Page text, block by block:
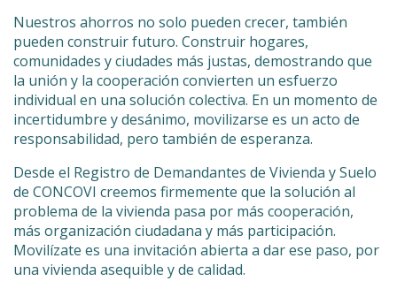
Nuestros ahorros no solo pueden crecer, también
pueden construir futuro. Construir hogares,
comunidades y ciudades más justas, demostrando que
la unión y la cooperación convierten un esfuerzo
individual en una solución colectiva. En un momento de
incertidumbre y desánimo, movilizarse es un acto de
responsabilidad, pero también de esperanza.
Desde el Registro de Demandantes de Vivienda y Suelo
de CONCOVI creemos firmemente que la solución al
problema de la vivienda pasa por más cooperación,
más organización ciudadana y más participación.
Movilízate es una invitación abierta a dar ese paso, por
una vivienda asequible y de calidad.